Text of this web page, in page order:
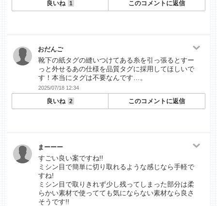
良いね 1 このコメントに返信
おだんご
靴下の紙タグの縫いつけてある糸を引っ張るとすー
っと外せるあの仕様を品質タグに採用してほしいで
す！本当にタグは不要なんです…。
2025/07/18 12:34
良いね 2 このコメントに返信
まーーー
すごい良い案ですね!!
ミシン目で簡単に切り取れるような感じなら手軽で
すね!
ミシン目で取りきれず少し残ってしまった部分は柔
らかい素材で使ってても気にならない素材なら良さ
そうです!!